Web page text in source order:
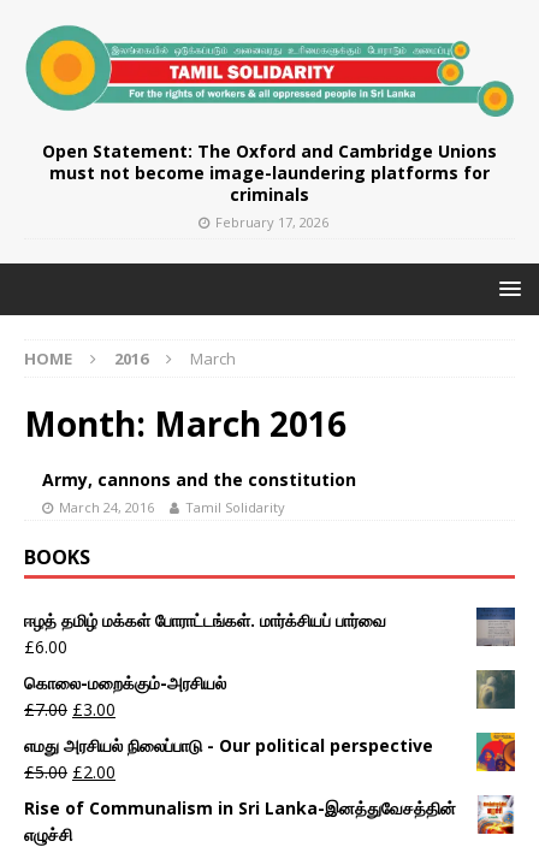
Open Statement: The Oxford and Cambridge Unions
must not become image-laundering platforms for
criminals
February 17, 2026
HOME 2016 March
Month: March 2016
Army, cannons and the constitution
March 24, 2016 Tamil Solidarity
BOOKS
ஈழத் தமிழ் மக்கள் போராட்டங்கள். மார்க்சியப் பார்வை
£6.00
கொலை-மறைக்கும்-அரசியல்
£7.00 £3.00
எமது அரசியல் நிலைப்பாடு - Our political perspective
£5.00 £2.00
Rise of Communalism in Sri Lanka-இனத்துவேசத்தின்
எழுச்சி